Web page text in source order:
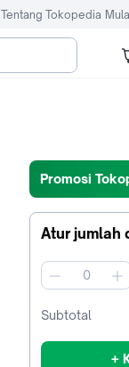
Tentang Tokopedia
Promosi
Atur jumlah
jumlah
Subtotal
+